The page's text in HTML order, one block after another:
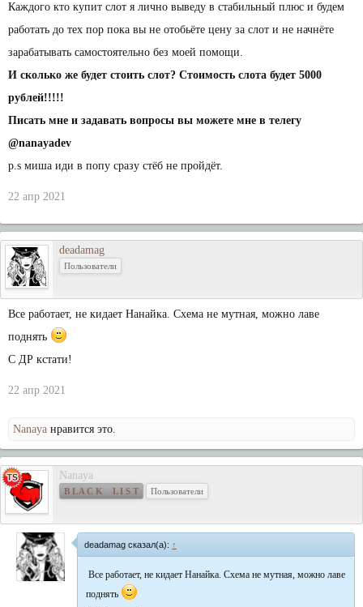
Каждого кто купит слот я лично выведу в стабильный плюс и будем
работать до тех пор пока вы не отобьёте цену за слот и не начнёте
зарабатывать самостоятельно без моей помощи.
И сколько же будет стоить слот? Стоимость слота будет 5000
рублей!!!!!
Писать мне и задавать вопросы вы можете мне в телегу
@nanayadev
p.s миша иди в попу сразу стёб не пройдёт.
22 апр 2021
deadamag
Пользователи
Все работает, не кидает Нанайка. Схема не мутная, можно лаве
поднять
С ДР кстати!
22 апр 2021
Nanaya нравится это.
Nanaya
B L A C K L I S T Пользователи
deadamag сказал(а): ↑
Все работает, не кидает Нанайка. Схема не мутная, можно лаве
поднять